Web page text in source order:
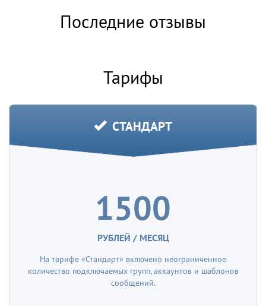
Последние отзывы
Тарифы
СТАНДАРТ
1500
РУБЛЕЙ / МЕСЯЦ
На тарифе «Стандарт» включено неограниченное
количество подключаемых групп, аккаунтов и шаблонов
сообщений.